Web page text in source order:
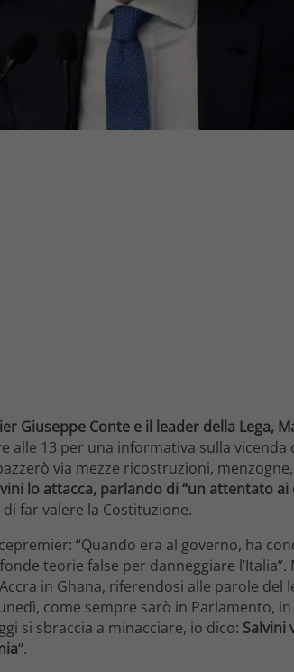
Giuseppe Conte e il leader della Lega,
alle 13 per una informativa sulla vicenda
via mezze ricostruzioni, menzogne,
lo attacca, parlando di “un attentato
far valere la Costituzione.
“Quando era al governo, ha
teorie false per danneggiare l’Italia”.
in Ghana, riferendosi alle parole del
come sempre sarò in Parlamento,
si sbraccia a minacciare, io dico: Salvini
“.